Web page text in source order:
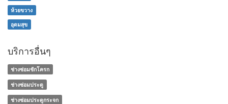
ห้วยขวาง
อุดมสุข
บริการอื่นๆ
ช่างซ่อมชักโครก
ช่างซ่อมประตู
ช่างซ่อมประตูกระจก